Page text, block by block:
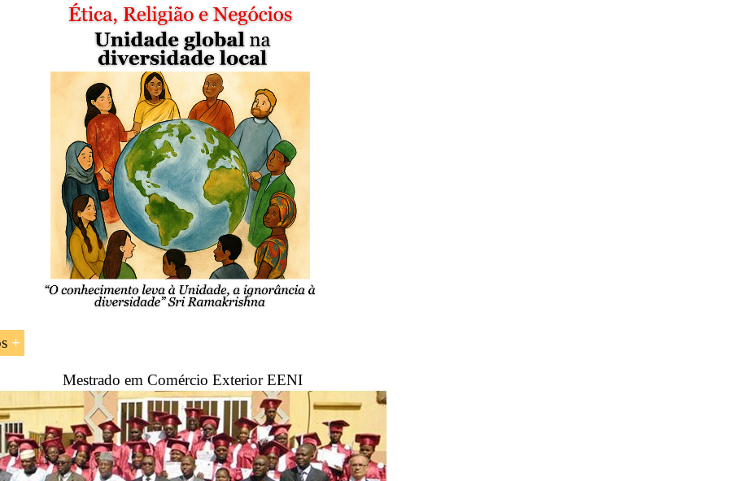
em Transporte Internacional
internacional
marítimo
rodoviário
ferroviário
multimodal
na África
Negócios
Mestrado em Comércio Exterior EENI